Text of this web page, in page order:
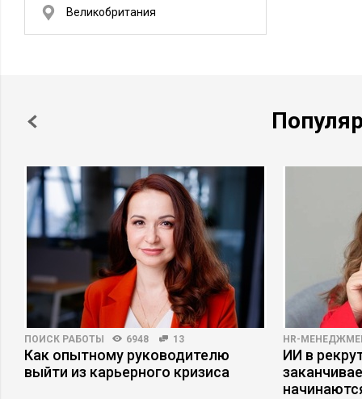
Великобритания
ПОИСК РАБОТЫ 6948 13
Как опытному руководителю
выйти из карьерного кризиса
HR-
ИИ в